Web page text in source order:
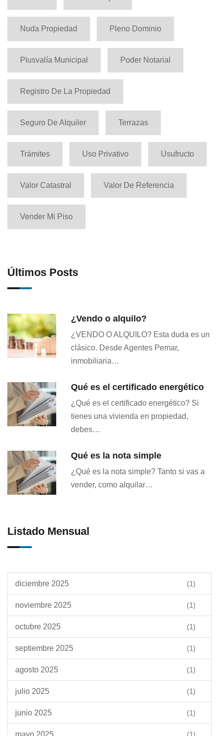
Nuda Propiedad Pleno Dominio
Plusvalía Municipal Poder Notarial
Registro De La Propiedad
Seguro De Alquiler Terrazas
Trámites Uso Privativo Usufructo
Valor Catastral Valor De Referencia
Vender Mi Piso
Últimos Posts
¿Vendo o alquilo?
¿VENDO O ALQUILO? Esta duda es un
clásico. Desde Agentes Pemar,
inmobiliaria…
Qué es el certificado energético
¿Qué es el certificado energético? Si
tienes una vivienda en propiedad,
debes…
Qué es la nota simple
¿Qué es la nota simple? Tanto si vas a
vender, como alquilar…
Listado Mensual
diciembre 2025 (1)
noviembre 2025 (1)
octubre 2025 (1)
septiembre 2025 (1)
agosto 2025 (1)
julio 2025 (1)
junio 2025 (1)
mayo 2025 (1)